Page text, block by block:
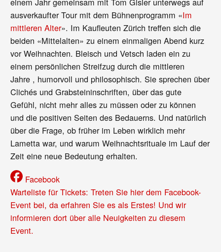
ausverkaufter Tour mit dem Bühnenprogramm «Im
mittleren Alter». Im Kaufleuten Zürich treffen sich die
beiden «Mittelalten» zu einem einmaligen Abend kurz
vor Weihnachten. Bleisch und Vetsch laden ein zu
einem persönlichen Streifzug durch die mittleren
Jahre , humorvoll und philosophisch. Sie sprechen über
Clichés und Grabsteininschriften, über das gute
Gefühl, nicht mehr alles zu müssen oder zu können
und die positiven Seiten des Bedauerns. Und natürlich
über die Frage, ob früher im Leben wirklich mehr
Lametta war, und warum Weihnachtsrituale im Lauf der
Zeit eine neue Bedeutung erhalten.
Facebook
Warteliste für Tickets: Treten Sie hier dem Facebook-
Event bei, da erfahren Sie es als Erstes! Und wir
informieren dort über alle Neuigkeiten zu diesem
Event.